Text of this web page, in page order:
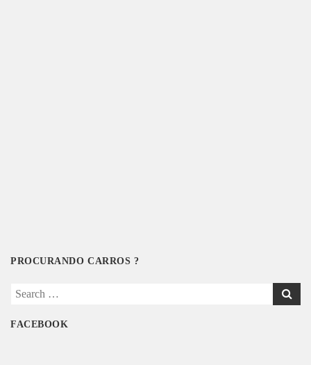
PROCURANDO CARROS ?
Search
FACEBOOK